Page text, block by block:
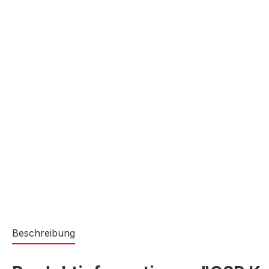
Beschreibung